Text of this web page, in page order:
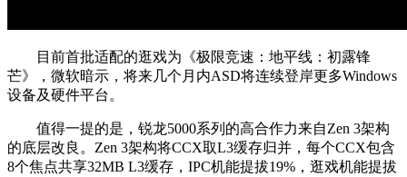
目前首批适配的逛戏为《极限竞速：地平线：初露锋
芒》，微软暗示，将来几个月内ASD将连续登岸更多Windows
设备及硬件平台。
值得一提的是，锐龙5000系列的高合作力来自Zen 3架构
的底层改良。Zen 3架构将CCX取L3缓存归并，每个CCX包含
8个焦点共享32MB L3缓存，IPC机能提拔19%，逛戏机能提拔